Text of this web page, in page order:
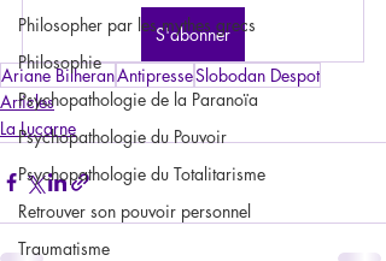
Philosopher par les mythes grecs
Philosophie
Psychopathologie de la Paranoïa
Psychopathologie du Pouvoir
Psychopathologie du Totalitarisme
Retrouver son pouvoir personnel
Traumatisme
S'abonner
Ariane BilheranAntipresseSlobodan Despot
Articles
La Lucarne